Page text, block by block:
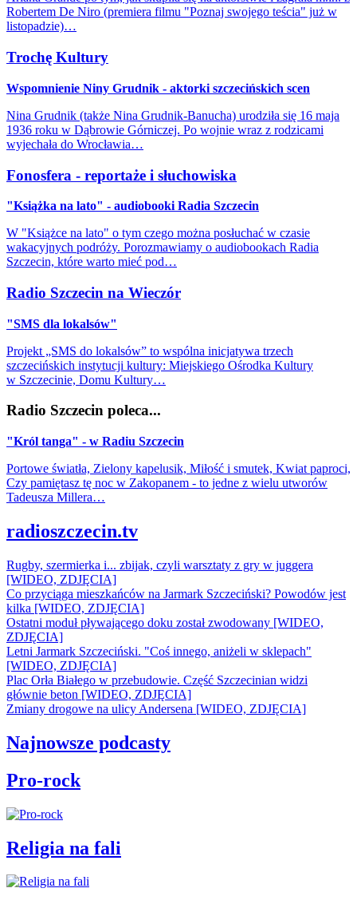
Robertem De Niro (premiera filmu "Poznaj swojego teścia" już w
listopadzie)…
Trochę Kultury
Wspomnienie Niny Grudnik - aktorki szczecińskich scen
Nina Grudnik (także Nina Grudnik-Banucha) urodziła się 16 maja
1936 roku w Dąbrowie Górniczej. Po wojnie wraz z rodzicami
wyjechała do Wrocławia…
Fonosfera - reportaże i słuchowiska
"Książka na lato" - audiobooki Radia Szczecin
W "Książce na lato" o tym czego można posłuchać w czasie
wakacyjnych podróży. Porozmawiamy o audiobookach Radia
Szczecin, które warto mieć pod…
Radio Szczecin na Wieczór
"SMS dla lokalsów"
Projekt „SMS do lokalsów” to wspólna inicjatywa trzech
szczecińskich instytucji kultury: Miejskiego Ośrodka Kultury
w Szczecinie, Domu Kultury…
Radio Szczecin poleca...
"Król tanga" - w Radiu Szczecin
Portowe światła, Zielony kapelusik, Miłość i smutek, Kwiat paproci,
Czy pamiętasz tę noc w Zakopanem - to jedne z wielu utworów
Tadeusza Millera…
radioszczecin.tv
Rugby, szermierka i... zbijak, czyli warsztaty z gry w juggera
[WIDEO, ZDJĘCIA]
Co przyciąga mieszkańców na Jarmark Szczeciński? Powodów jest
kilka [WIDEO, ZDJĘCIA]
Ostatni moduł pływającego doku został zwodowany [WIDEO,
ZDJĘCIA]
Letni Jarmark Szczeciński. "Coś innego, aniżeli w sklepach"
[WIDEO, ZDJĘCIA]
Plac Orła Białego w przebudowie. Część Szczecinian widzi
głównie beton [WIDEO, ZDJĘCIA]
Zmiany drogowe na ulicy Andersena [WIDEO, ZDJĘCIA]
Najnowsze podcasty
Pro-rock
Religia na fali